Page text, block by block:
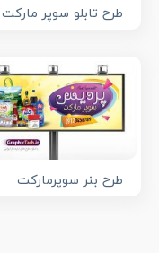
طرح تابلو سوپر مارکت
طرح بنر سوپرمارکت